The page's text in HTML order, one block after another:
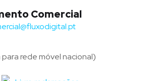
Comercial
rede móvel nacional)